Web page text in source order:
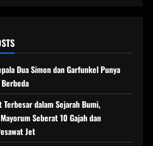
Dua Simon dan Garfunkel Punya
Terbesar dalam Sejarah Bumi,
Seberat 10 Gajah dan
Jet